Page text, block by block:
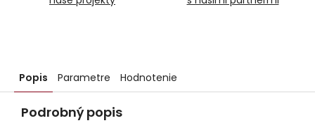
Popis Parametre Hodnotenie
Podrobný popis